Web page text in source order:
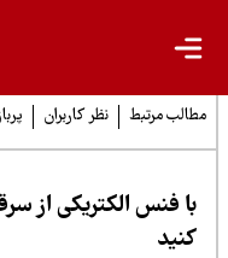
مرتبط نظر کاربران پربازدیدها
فنس الکتریکی از سرقت